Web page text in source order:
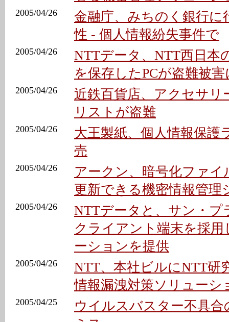
2005/04/26
金融庁、みちのく銀行に
性 - 個人情報紛失事件で
2005/04/26
NTTデータ、NTT西日本
を保存したPCが盗難被害
2005/04/26
近鉄百貨店、アクセサリ
リストが盗難
2005/04/26
大王製紙、個人情報保護
売
2005/04/26
アークン、暗号化ファイ
更新できる機密情報管理
2005/04/26
NTTデータと、サン・プ
クライアント端末を採用
ーションを提供
2005/04/26
NTT、本社ビルにNTT研
情報漏洩対策ソリューシ
2005/04/25
ウイルスバスター不具合